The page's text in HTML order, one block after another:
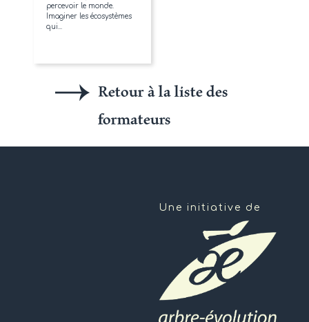
percevoir le monde.
Imaginer les écosystèmes
qui...
Retour à la liste des
formateurs
Une initiative de